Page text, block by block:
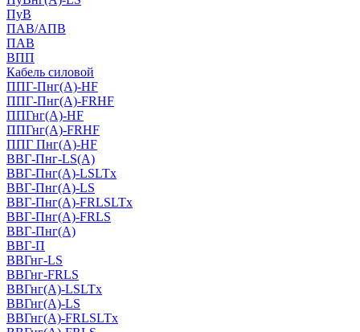
ПуВ
ПАВ/АПВ
ПАВ
ВПП
Кабель силовой
ППГ-Пнг(А)-HF
ППГ-Пнг(А)-FRHF
ППГнг(А)-HF
ППГнг(А)-FRHF
ППГ Пнг(А)-HF
ВВГ-Пнг-LS(А)
ВВГ-Пнг(А)-LSLTx
ВВГ-Пнг(А)-LS
ВВГ-Пнг(А)-FRLSLTx
ВВГ-Пнг(А)-FRLS
ВВГ-Пнг(А)
ВВГ-П
ВВГнг-LS
ВВГнг-FRLS
ВВГнг(А)-LSLTx
ВВГнг(А)-LS
ВВГнг(А)-FRLSLTx